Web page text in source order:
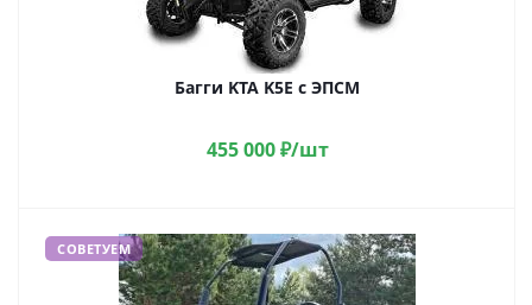
Багги KTA K5E с ЭПСМ
455 000₽/шт
СОВЕТУЕМ